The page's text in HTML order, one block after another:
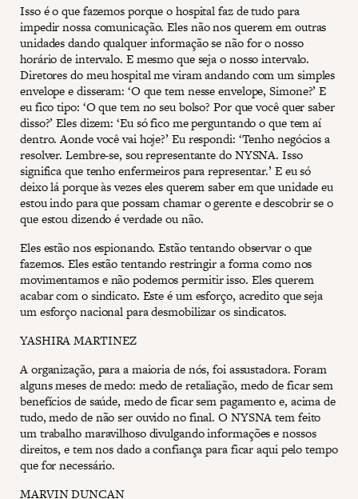
Isso é o que fazemos porque o hospital faz de tudo para
impedir nossa comunicação. Eles não nos querem em outras
unidades dando qualquer informação se não for o nosso
horário de intervalo. E mesmo que seja o nosso intervalo.
Diretores do meu hospital me viram andando com um simples
envelope e disseram: ‘O que tem nesse envelope, Simone?’ E
eu fico tipo: ‘O que tem no seu bolso? Por que você quer saber
disso?’ Eles dizem: ‘Eu só fico me perguntando o que tem aí
dentro. Aonde você vai hoje?’ Eu respondi: ‘Tenho negócios a
resolver. Lembre-se, sou representante do NYSNA. Isso
significa que tenho enfermeiros para representar.’ E eu só
deixo lá porque às vezes eles querem saber em que unidade eu
estou indo para que possam chamar o gerente e descobrir se o
que estou dizendo é verdade ou não.
Eles estão nos espionando. Estão tentando observar o que
fazemos. Eles estão tentando restringir a forma como nos
movimentamos e não podemos permitir isso. Eles querem
acabar com o sindicato. Este é um esforço, acredito que seja
um esforço nacional para desmobilizar os sindicatos.
YASHIRA MARTINEZ
A organização, para a maioria de nós, foi assustadora. Foram
alguns meses de medo: medo de retaliação, medo de ficar sem
benefícios de saúde, medo de ficar sem pagamento e, acima de
tudo, medo de não ser ouvido no final. O NYSNA tem feito
um trabalho maravilhoso divulgando informações e nossos
direitos, e tem nos dado a confiança para ficar aqui pelo tempo
que for necessário.
MARVIN DUNCAN